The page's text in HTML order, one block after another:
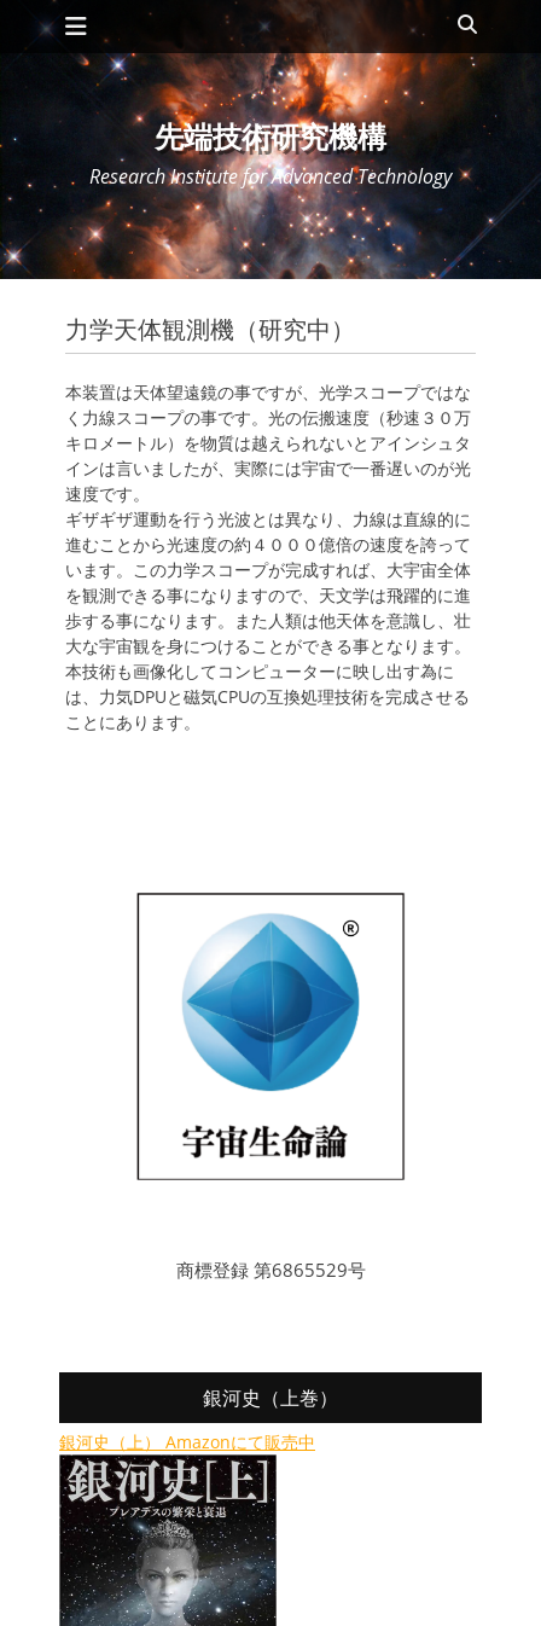
ン
キ
メインメニュー
索
先端技術研究機構
Research Institute for Advanced Technology
力学天体観測機（研究中）
本装置は天体望遠鏡の事ですが、光学スコープではな
く力線スコープの事です。光の伝搬速度（秒速３０万
キロメートル）を物質は越えられないとアインシュタ
インは言いましたが、実際には宇宙で一番遅いのが光
速度です。
ギザギザ運動を行う光波とは異なり、力線は直線的に
進むことから光速度の約４０００億倍の速度を誇って
います。この力学スコープが完成すれば、大宇宙全体
を観測できる事になりますので、天文学は飛躍的に進
歩する事になります。また人類は他天体を意識し、壮
大な宇宙観を身につけることができる事となります。
本技術も画像化してコンピューターに映し出す為に
は、力気DPUと磁気CPUの互換処理技術を完成させる
ことにあります。
商標登録 第6865529号
銀河史（上巻）
銀河史（上） Amazonにて販売中